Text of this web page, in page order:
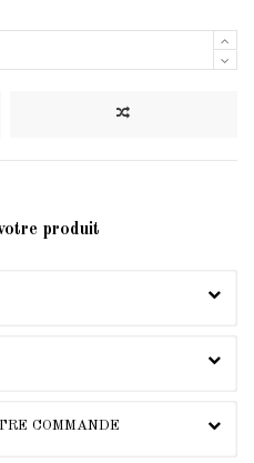
produit
COMMANDE